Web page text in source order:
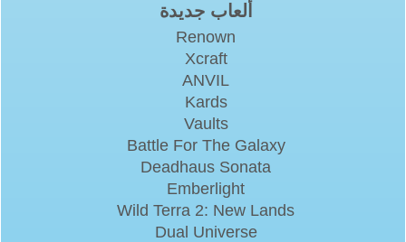
ألعاب جديدة
Renown
Xcraft
ANVIL
Kards
Vaults
Battle For The Galaxy
Deadhaus Sonata
Emberlight
Wild Terra 2: New Lands
Dual Universe